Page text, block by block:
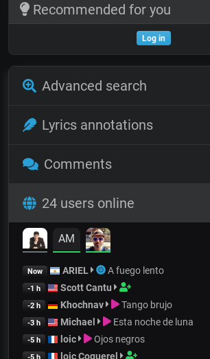
Recommended for you
Log in
Advanced search
Lyrics annotations
Comments
24 users online
AM
Now ARIEL A fuego lento
-1 h Scott Cantu
-2 h Khochnav Tango brujo
-3 h Michael Esta noche de luna
-5 h loic Ojos negros
-5 h loic Coquerel